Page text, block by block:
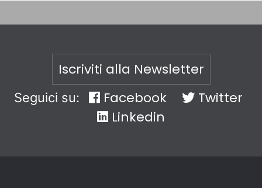
Iscriviti alla Newsletter
Seguici su: Facebook
Twitter
Linkedin